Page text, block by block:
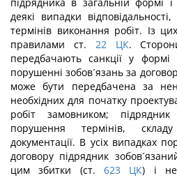
деякі випадки
термінів виконання робіт. Із
правилами ст. 22 ЦК.
передбачають санкції у
порушенні зобов´язань за
може бути передбачена за
необхідних для початку
робіт замовником;
порушення термінів,
документації. В усіх випадках
договору підрядник
цим збитки (ст. 623 ЦК) і